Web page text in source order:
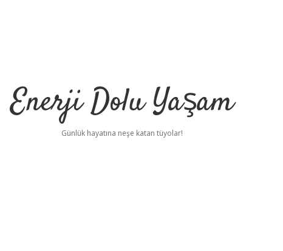
Enerji Dolu Yaşam
Günlük hayatına neşe katan tüyolar!